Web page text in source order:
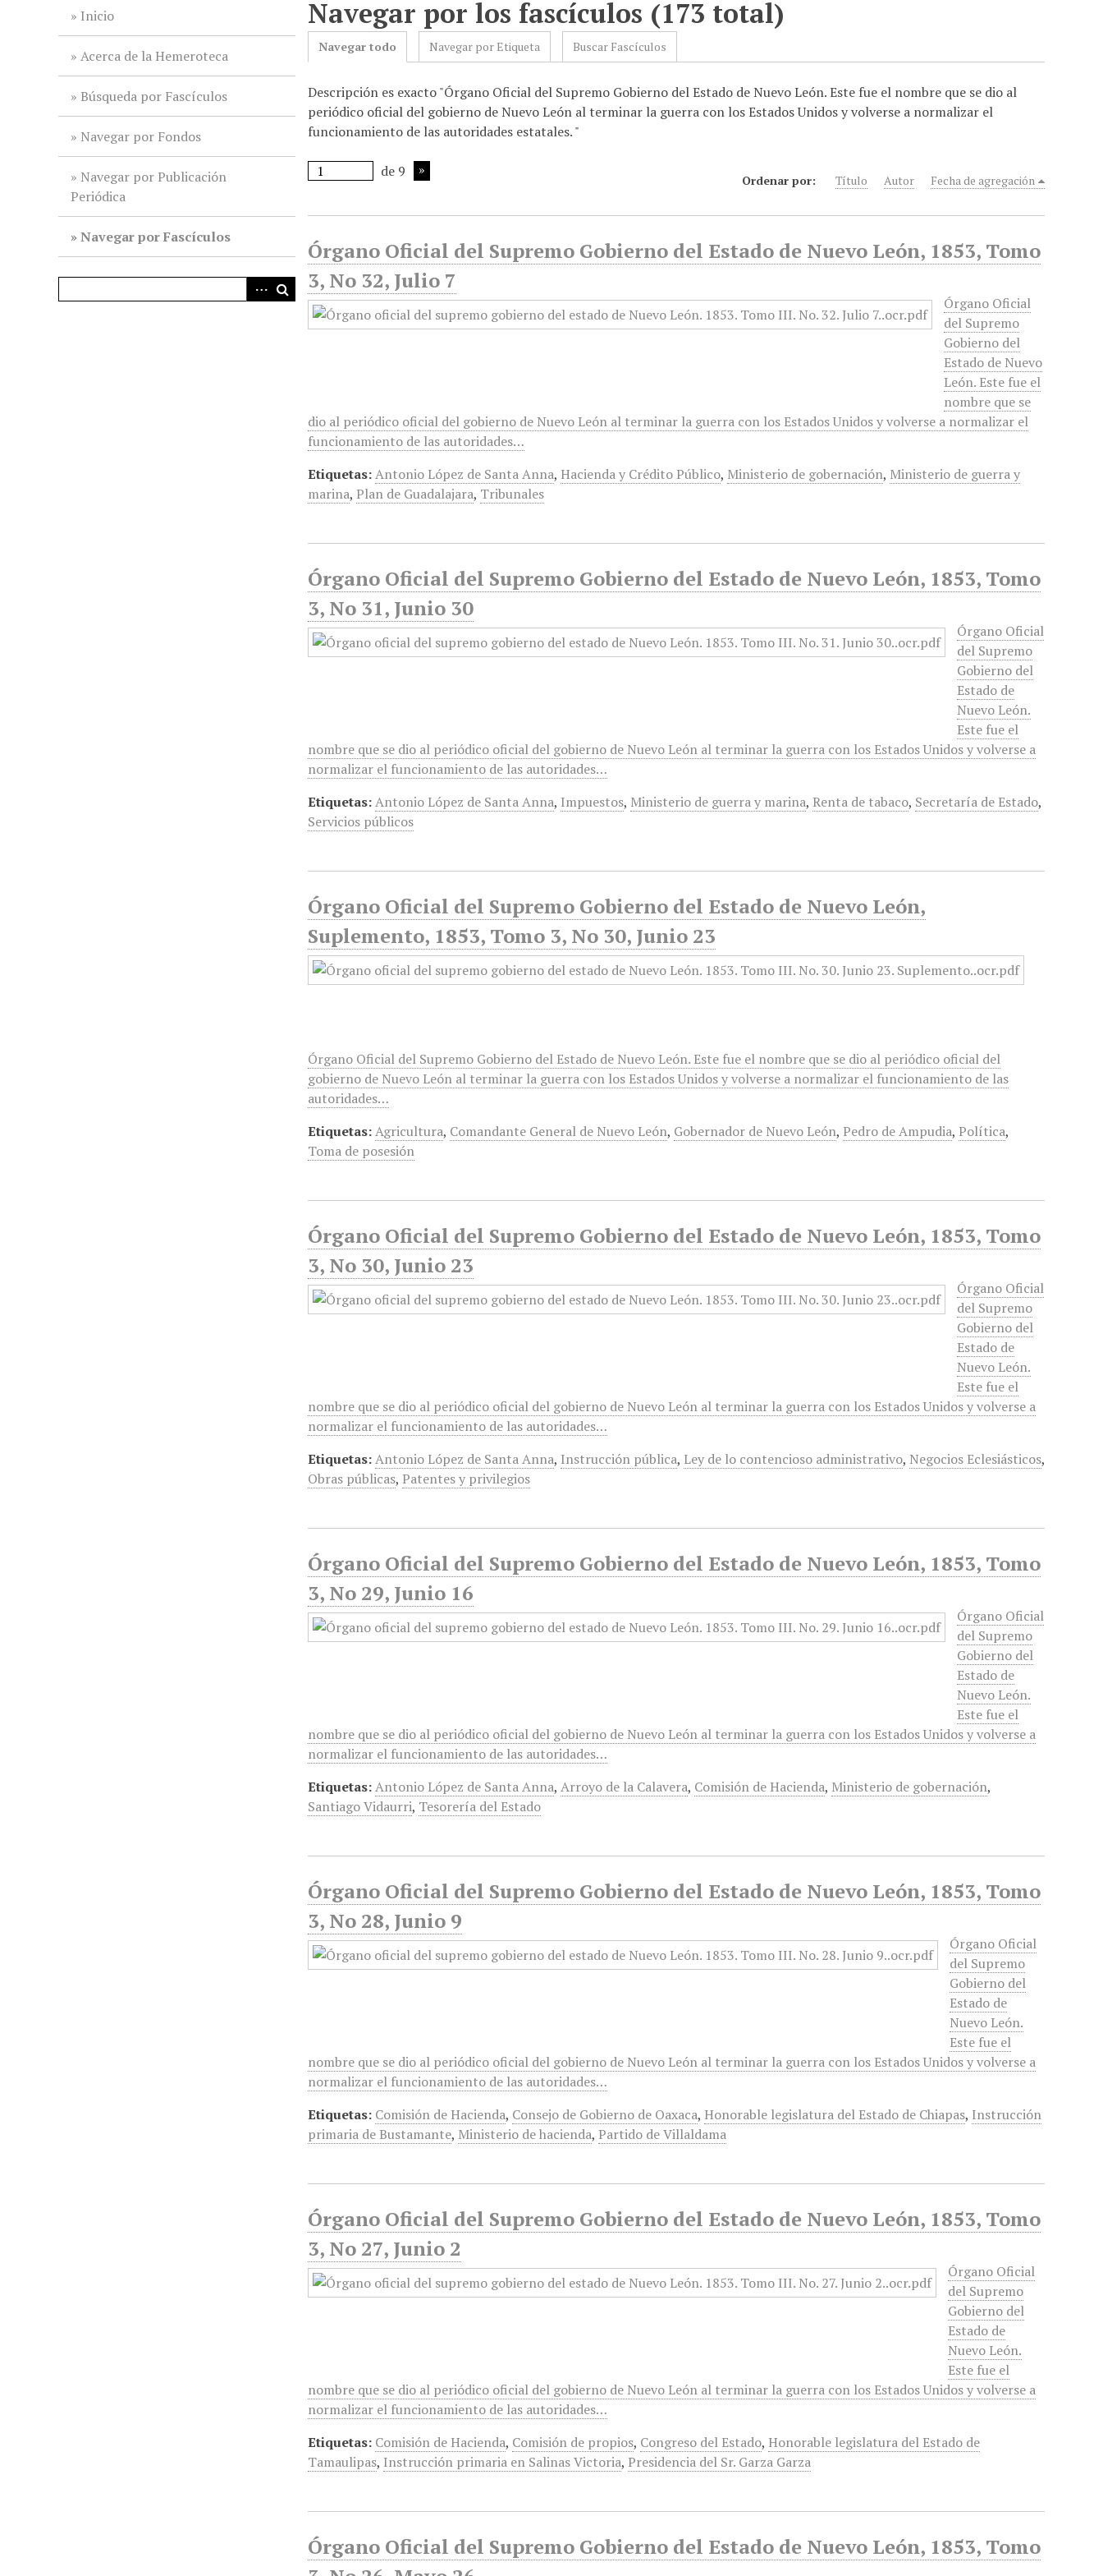
Inicio
Acerca de la Hemeroteca
Búsqueda por Fascículos
Navegar por Fondos
Navegar por Publicación
Periódica
Navegar por Fascículos
Navegar por los fascículos (173 total)
Navegar todo Navegar por Etiqueta Buscar Fascículos
Descripción es exacto "Órgano Oficial del Supremo Gobierno del Estado de Nuevo León. Este fue el nombre que se dio al
periódico oficial del gobierno de Nuevo León al terminar la guerra con los Estados Unidos y volverse a normalizar el
funcionamiento de las autoridades estatales. "
de 9
Ordenar por: Título Autor Fecha de agregación
Órgano Oficial del Supremo Gobierno del Estado de Nuevo León, 1853, Tomo
3, No 32, Julio 7
Órgano Oficial
del Supremo
Gobierno del
Estado de Nuevo
León. Este fue el
nombre que se
dio al periódico oficial del gobierno de Nuevo León al terminar la guerra con los Estados Unidos y volverse a normalizar el
funcionamiento de las autoridades…
Etiquetas:Antonio López de Santa Anna, Hacienda y Crédito Público, Ministerio de gobernación, Ministerio de guerra y
marina, Plan de Guadalajara, Tribunales
Órgano Oficial del Supremo Gobierno del Estado de Nuevo León, 1853, Tomo
3, No 31, Junio 30
Órgano Oficial
del Supremo
Gobierno del
Estado de
Nuevo León.
Este fue el
nombre que se dio al periódico oficial del gobierno de Nuevo León al terminar la guerra con los Estados Unidos y volverse a
normalizar el funcionamiento de las autoridades…
Etiquetas:Antonio López de Santa Anna, Impuestos, Ministerio de guerra y marina, Renta de tabaco, Secretaría de Estado,
Servicios públicos
Órgano Oficial del Supremo Gobierno del Estado de Nuevo León,
Suplemento, 1853, Tomo 3, No 30, Junio 23
Órgano Oficial del Supremo Gobierno del Estado de Nuevo León. Este fue el nombre que se dio al periódico oficial del
gobierno de Nuevo León al terminar la guerra con los Estados Unidos y volverse a normalizar el funcionamiento de las
autoridades…
Etiquetas:Agricultura, Comandante General de Nuevo León, Gobernador de Nuevo León, Pedro de Ampudia, Política,
Toma de posesión
Órgano Oficial del Supremo Gobierno del Estado de Nuevo León, 1853, Tomo
3, No 30, Junio 23
Órgano Oficial
del Supremo
Gobierno del
Estado de
Nuevo León.
Este fue el
nombre que se dio al periódico oficial del gobierno de Nuevo León al terminar la guerra con los Estados Unidos y volverse a
normalizar el funcionamiento de las autoridades…
Etiquetas:Antonio López de Santa Anna, Instrucción pública, Ley de lo contencioso administrativo, Negocios Eclesiásticos,
Obras públicas, Patentes y privilegios
Órgano Oficial del Supremo Gobierno del Estado de Nuevo León, 1853, Tomo
3, No 29, Junio 16
Órgano Oficial
del Supremo
Gobierno del
Estado de
Nuevo León.
Este fue el
nombre que se dio al periódico oficial del gobierno de Nuevo León al terminar la guerra con los Estados Unidos y volverse a
normalizar el funcionamiento de las autoridades…
Etiquetas:Antonio López de Santa Anna,Arroyo de la Calavera, Comisión de Hacienda, Ministerio de gobernación,
Santiago Vidaurri, Tesorería del Estado
Órgano Oficial del Supremo Gobierno del Estado de Nuevo León, 1853, Tomo
3, No 28, Junio 9
Órgano Oficial
del Supremo
Gobierno del
Estado de
Nuevo León.
Este fue el
nombre que se dio al periódico oficial del gobierno de Nuevo León al terminar la guerra con los Estados Unidos y volverse a
normalizar el funcionamiento de las autoridades…
Etiquetas: Comisión de Hacienda, Consejo de Gobierno de Oaxaca, Honorable legislatura del Estado de Chiapas, Instrucción
primaria de Bustamante, Ministerio de hacienda, Partido de Villaldama
Órgano Oficial del Supremo Gobierno del Estado de Nuevo León, 1853, Tomo
3, No 27, Junio 2
Órgano Oficial
del Supremo
Gobierno del
Estado de
Nuevo León.
Este fue el
nombre que se dio al periódico oficial del gobierno de Nuevo León al terminar la guerra con los Estados Unidos y volverse a
normalizar el funcionamiento de las autoridades…
Etiquetas: Comisión de Hacienda, Comisión de propios, Congreso del Estado, Honorable legislatura del Estado de
Tamaulipas, Instrucción primaria en Salinas Victoria, Presidencia del Sr. Garza Garza
Órgano Oficial del Supremo Gobierno del Estado de Nuevo León, 1853, Tomo